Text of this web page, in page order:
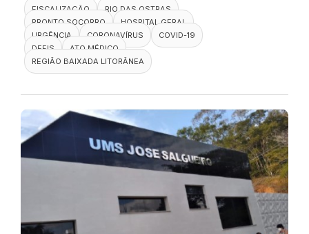
FISCALIZAÇÃO
RIO DAS OSTRAS
PRONTO SOCORRO
HOSPITAL GERAL
URGÊNCIA
CORONAVÍRUS
COVID-19
DEFIS
ATO MÉDICO
REGIÃO BAIXADA LITORÂNEA